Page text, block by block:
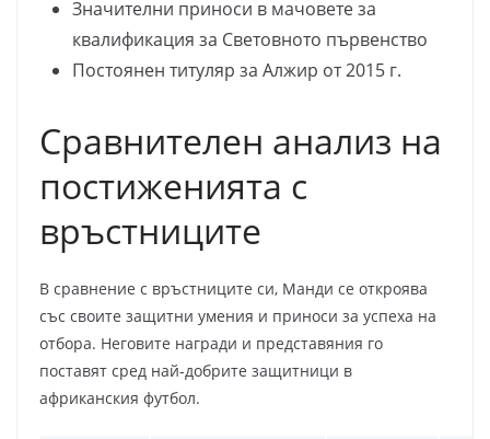
Значителни приноси в мачовете за
квалификация за Световното първенство
Постоянен титуляр за Алжир от 2015 г.
Сравнителен анализ на
постиженията с
връстниците
В сравнение с връстниците си, Манди се откроява
със своите защитни умения и приноси за успеха на
отбора. Неговите награди и представяния го
поставят сред най-добрите защитници в
африканския футбол.